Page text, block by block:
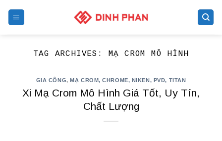
TAG ARCHIVES: MẠ CROM MÔ HÌNH
GIA CÔNG,MẠ CROM, CHROME, NIKEN, PVD, TITAN
Xi Mạ Crom Mô Hình Giá Tốt, Uy Tín,
Chất Lượng